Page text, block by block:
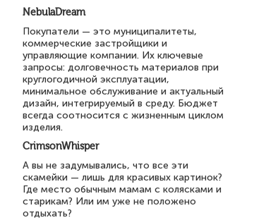
NebulaDream
Покупатели — это муниципалитеты,
коммерческие застройщики и
управляющие компании. Их ключевые
запросы: долговечность материалов при
круглогодичной эксплуатации,
минимальное обслуживание и актуальный
дизайн, интегрируемый в среду. Бюджет
всегда соотносится с жизненным циклом
изделия.
CrimsonWhisper
А вы не задумывались, что все эти
скамейки — лишь для красивых картинок?
Где место обычным мамам с колясками и
старикам? Или им уже не положено
отдыхать?